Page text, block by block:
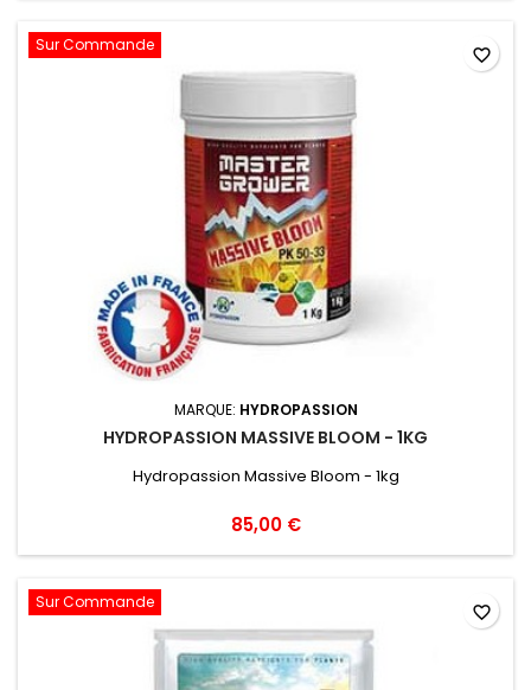
Sur Commande
MARQUE: HYDROPASSION
HYDROPASSION MASSIVE BLOOM - 1KG
Hydropassion Massive Bloom - 1kg
85,00 €
favorite_border
Sur Commande favorite_border